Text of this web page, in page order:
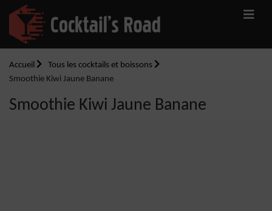
Accueil
Tous les cocktails et boissons
Smoothie Kiwi Jaune Banane
Smoothie Kiwi Jaune Banane